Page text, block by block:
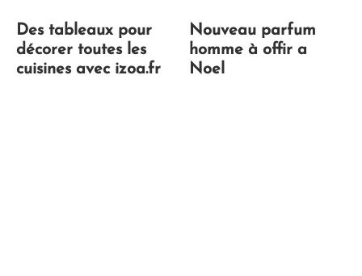
Des tableaux pour
décorer toutes les
cuisines avec izoa.fr
Nouveau parfum
homme à offir a
Noel